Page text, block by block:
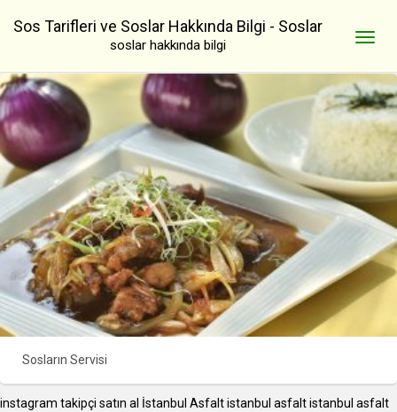
Sos Tarifleri ve Soslar Hakkında Bilgi - Soslar
soslar hakkında bilgi
Sosların Servisi
instagram takipçi satın al İstanbul Asfaltistanbul asfaltistanbul asfalt